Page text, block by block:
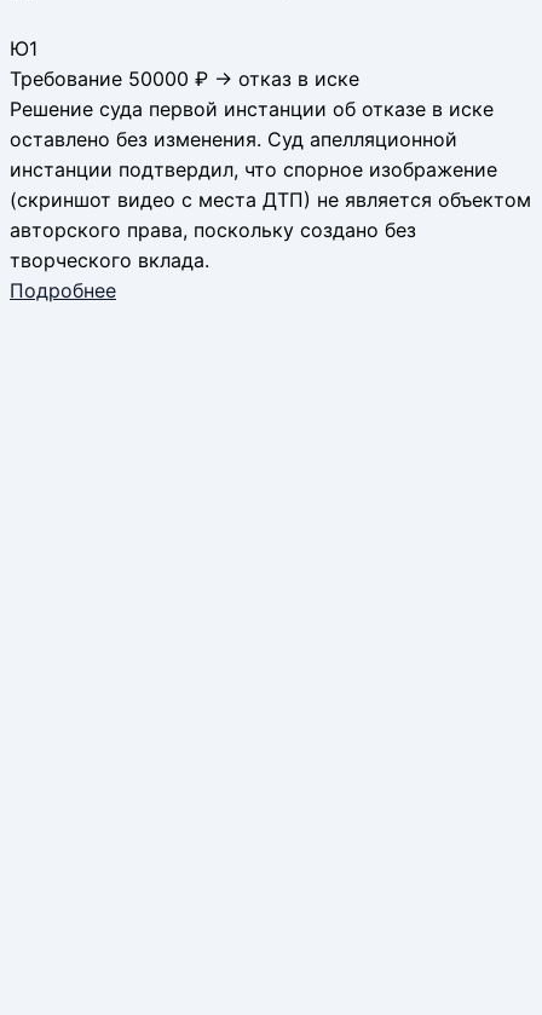
Ю1
Требование 50000 ₽ → отказ в иске
Решение суда первой инстанции об отказе в иске
оставлено без изменения. Суд апелляционной
инстанции подтвердил, что спорное изображение
(скриншот видео с места ДТП) не является объектом
авторского права, поскольку создано без
творческого вклада.
Подробнее